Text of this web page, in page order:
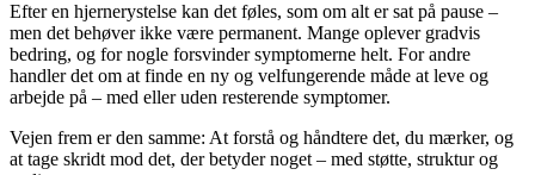
Efter en hjernerystelse kan det føles, som om alt er sat på pause –
men det behøver ikke være permanent. Mange oplever gradvis
bedring, og for nogle forsvinder symptomerne helt. For andre
handler det om at finde en ny og velfungerende måde at leve og
arbejde på – med eller uden resterende symptomer.
Vejen frem er den samme: At forstå og håndtere det, du mærker, og
at tage skridt mod det, der betyder noget – med støtte, struktur og